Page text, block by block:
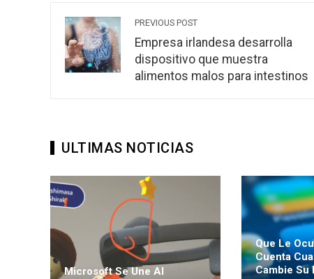
PREVIOUS POST
Empresa irlandesa desarrolla
dispositivo que muestra
alimentos malos para intestinos
ULTIMAS NOTICIAS
Microsoft Se Une Al
Que Le
Cuenta
Cambie Su